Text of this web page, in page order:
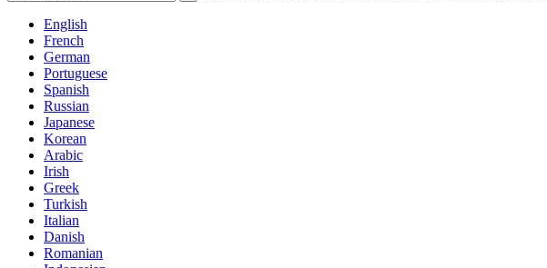
English
French
German
Portuguese
Spanish
Russian
Japanese
Korean
Arabic
Irish
Greek
Turkish
Italian
Danish
Romanian